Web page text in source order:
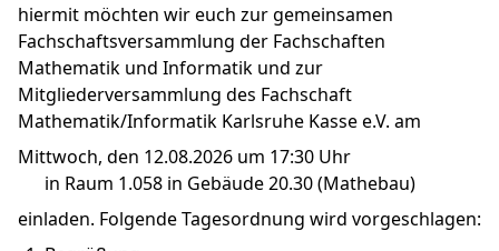
hiermit möchten wir euch zur gemeinsamen
Fachschaftsversammlung der Fachschaften
Mathematik und Informatik und zur
Mitgliederversammlung des Fachschaft
Mathematik/Informatik Karlsruhe Kasse e.V. am
Mittwoch, den 12.08.2026 um 17:30 Uhr
in Raum 1.058 in Gebäude 20.30 (Mathebau)
einladen. Folgende Tagesordnung wird vorgeschlagen: